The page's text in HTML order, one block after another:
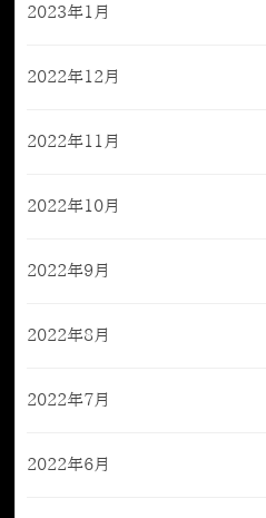
2023年1月
2022年12月
2022年11月
2022年10月
2022年9月
2022年8月
2022年7月
2022年6月